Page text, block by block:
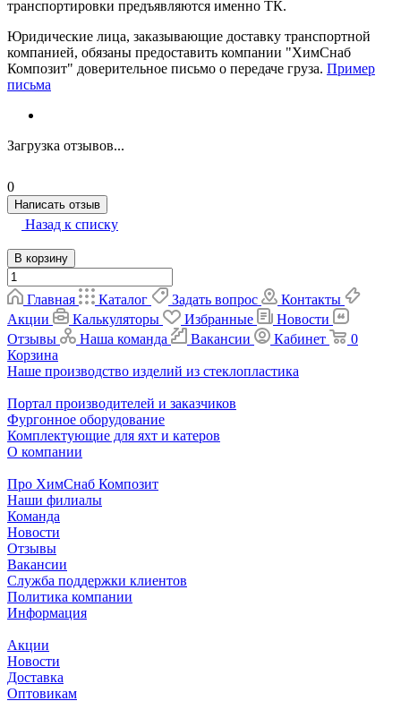
транспортировки предъявляются именно ТК.
Юридические лица, заказывающие доставку транспортной
компанией, обязаны предоставить компании "ХимСнаб
Композит" доверительное письмо о передаче груза. Пример
письма
Загрузка отзывов...
0
Написать отзыв
Назад к списку
В корзину
Главная Каталог Задать вопрос
Контакты
Акции
Калькуляторы Избранные
Новости
Отзывы
Наша команда Вакансии Кабинет
0
Корзина
Наше производство изделий из стеклопластика
Портал производителей и заказчиков
Фургонное оборудование
Комплектующие для яхт и катеров
О компании
Про ХимСнаб Композит
Наши филиалы
Команда
Новости
Отзывы
Вакансии
Служба поддержки клиентов
Политика компании
Информация
Акции
Новости
Доставка
Оптовикам